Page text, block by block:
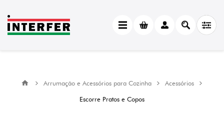
Arrumação e Acessórios para Cozinha
Acessórios
Escorre Pratos e Copos
CATEGORY
(8)